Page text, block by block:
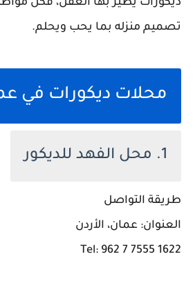
ديكورات يطير بها العقل، فكل
تصميم منزله بما يحب ويحلم.
محلات ديكورات في
1. محل الفهد للديكور
طريقة التواصل
العنوان: عمان، الأردن
Tel: 962 7 7555 1622